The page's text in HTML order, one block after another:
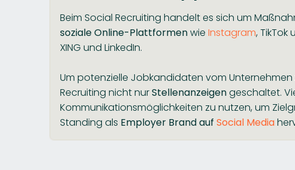
Beim Social Recruiting handelt es sich um
soziale Online-Plattformenwie Instagram,
XING und LinkedIn.
Um potenzielle Jobkandidaten vom
Recruiting nicht nurStellenanzeigengeschaltet.
Kommunikationsmöglichkeiten zu nutzen, um
Standing als Employer Brand auf Social Media